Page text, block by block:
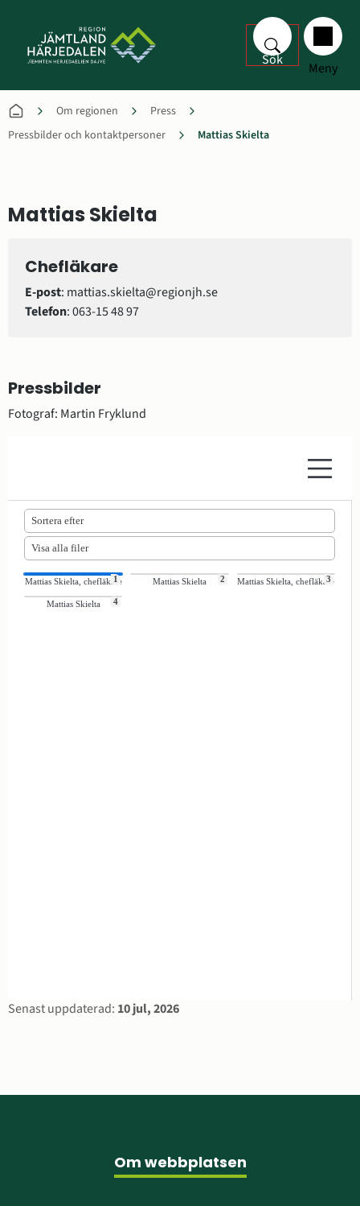
Sök Meny
Om regionen
Press
Pressbilder och kontaktpersoner
Mattias Skielta
Mattias Skielta
Chefläkare
E-post: mattias.skielta@regionjh.se
Telefon: 063-15 48 97
Pressbilder
Fotograf: Martin Fryklund
Sidinformation
Senast uppdaterad: 10 jul, 2026
Om webbplatsen